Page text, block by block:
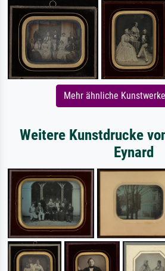
Mehr ähnliche
Weitere Kunstdrucke
Eynard